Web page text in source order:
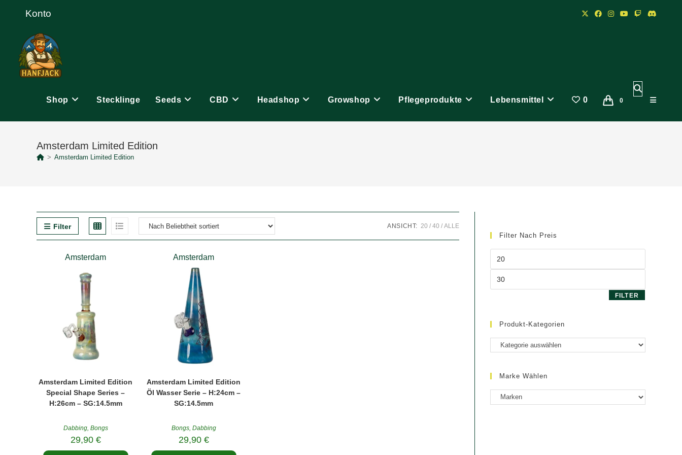
Konto
Shop Stecklinge Seeds CBD Headshop Growshop Pflegeprodukte Lebensmittel 0 0
Website-
Suche
Amsterdam Limited Edition
> Amsterdam Limited Edition
Filter ANSICHT: 20 40 ALLE
Amsterdam
Amsterdam Limited Edition
Special Shape Series –
H:26cm – SG:14.5mm
Dabbing, Bongs
29,90 €
Amsterdam
Amsterdam Limited Edition
Öl Wasser Serie – H:24cm –
SG:14.5mm
Bongs, Dabbing
29,90 €
Filter Nach Preis
FILTER
Produkt-Kategorien
Marke Wählen